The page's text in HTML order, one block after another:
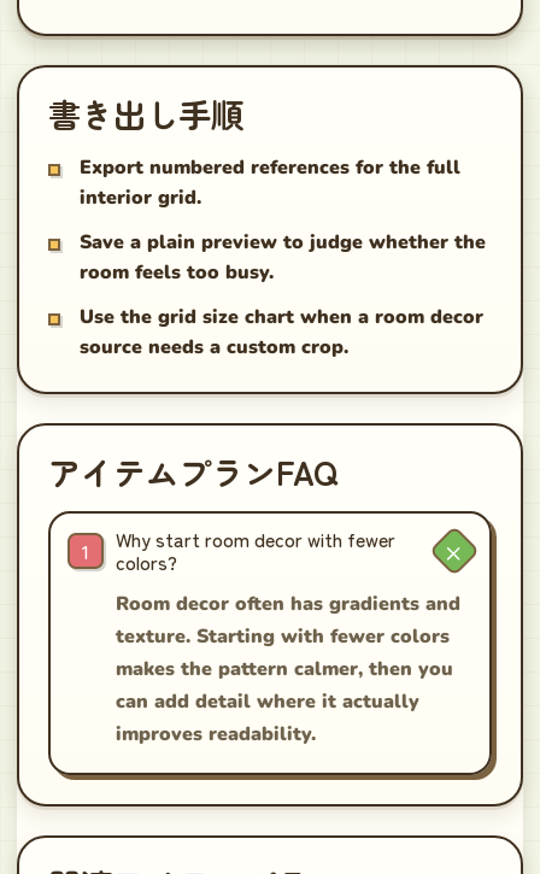
書き出し手順
Export numbered references for the full
interior grid.
Save a plain preview to judge whether the
room feels too busy.
Use the grid size chart when a room decor
source needs a custom crop.
アイテムプランFAQ
Why start room decor with fewer
colors?
Room decor often has gradients and
texture. Starting with fewer colors
makes the pattern calmer, then you
can add detail where it actually
improves readability.